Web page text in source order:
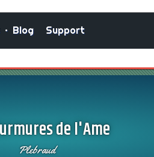
• Blog Support
de l'Ame
Plebraud